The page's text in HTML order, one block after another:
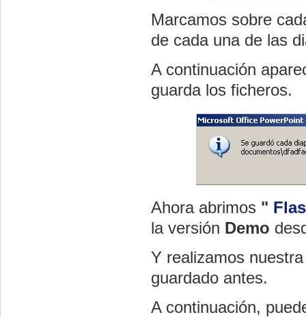
Marcamos sobre
de cada una de las
A continuación
guarda los ficheros.
Ahora abrimos "
la versión Demo
Y realizamos
guardado antes.
A continuación,